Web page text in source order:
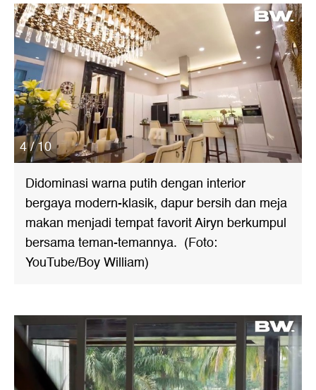
4 / 10
Didominasi warna putih dengan interior
bergaya modern-klasik, dapur bersih dan meja
makan menjadi tempat favorit Airyn berkumpul
bersama teman-temannya. (Foto:
YouTube/Boy William)